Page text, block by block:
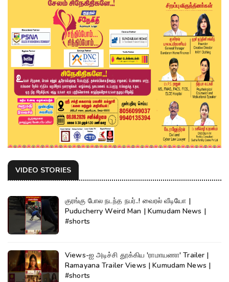
VIDEO STORIES
குரங்கு போல நடந்த நபர்..! வைரல் வீடியோ |
Puducherry Weird Man | Kumudam News |
#shorts
Views-ஐ அடிச்சி தூக்கிய 'ராமாயணா' Trailer |
Ramayana Trailer Views | Kumudam News |
#shorts